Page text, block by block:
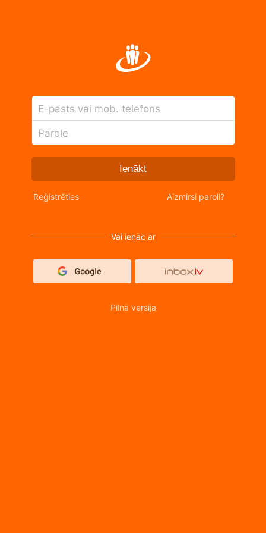
E-pasts vai mob. telefons
Parole
Ienākt
Reģistrēties Aizmirsi paroli?
Vai ienāc ar
Pilnā versija